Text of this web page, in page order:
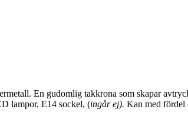
En gudomlig takkrona som skapar
lampor, E14 sockel, (ingår ej). Kan med fördel